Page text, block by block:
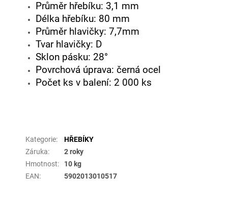
Průměr hřebíku: 3,1 mm
Délka hřebíku: 80 mm
Průměr hlavičky: 7,7mm
Tvar hlavičky: D
Sklon pásku: 28°
Povrchová úprava: černá ocel
Počet ks v balení: 2 000 ks
Kategorie:
HŘEBÍKY
Záruka:
2 roky
Hmotnost:
10 kg
EAN: 5902013010517